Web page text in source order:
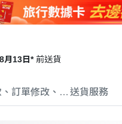
8月13日* 前送貨
訂單修改、取消與退款政策
送貨服務